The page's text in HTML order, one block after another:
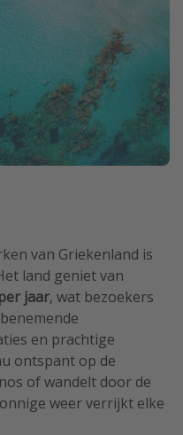
van Griekenland is
land geniet van
jaar, wat bezoekers
en prachtige
ontspant op de
of wandelt door de
weer verrijkt elke